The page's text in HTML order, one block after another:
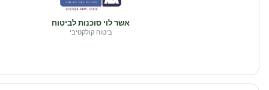
אשר לוי סוכנות לביטוח
ביטוח קולקטיבי